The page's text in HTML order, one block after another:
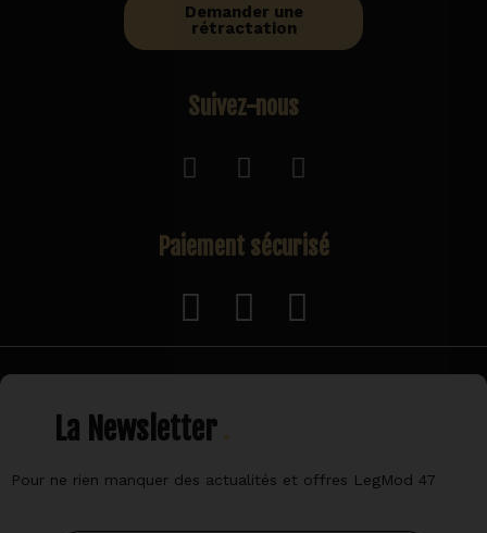
Demander une
rétractation
Suivez-nous
Paiement sécurisé
La Newsletter
Pour ne rien manquer des actualités et offres LegMod 47